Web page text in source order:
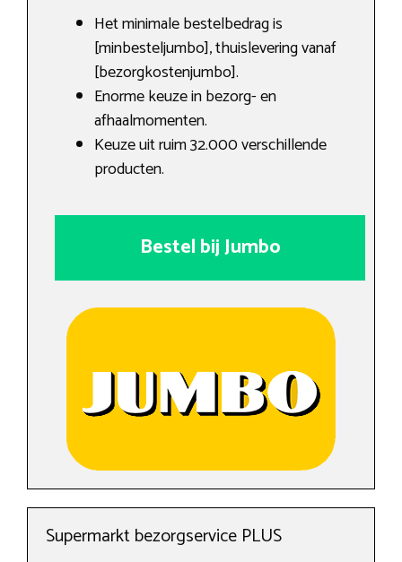
Het minimale bestelbedrag is
[minbesteljumbo], thuislevering vanaf
[bezorgkostenjumbo].
Enorme keuze in bezorg- en
afhaalmomenten.
Keuze uit ruim 32.000 verschillende
producten.
Bestel bij Jumbo
Supermarkt bezorgservice PLUS